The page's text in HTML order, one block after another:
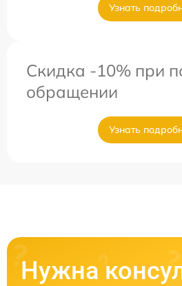
Узнать
Скидка -10% при
обращении
Узнать
Нужна